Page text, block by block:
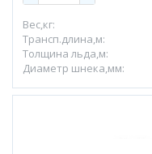
Вес,кг:
Трансп.длина,м:
Толщина льда,м:
Диаметр шнека,мм: